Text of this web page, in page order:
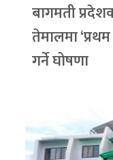
बागमती
तेमालमा
गर्ने घोषणा